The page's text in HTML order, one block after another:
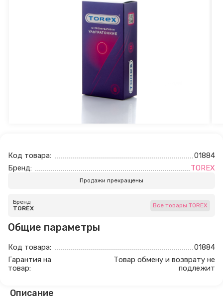
Код товара:
01884
Бренд:
TOREX
Продажи прекращены
Бренд
TOREX
Все товары TOREX
Общие параметры
Код товара:
01884
Гарантия на
товар:
Товар обмену и возврату не
подлежит
Описание